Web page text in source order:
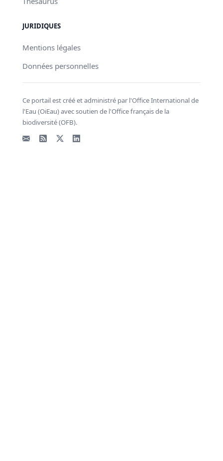
JURIDIQUES
Mentions légales
Données personnelles
Ce portail est créé et administré par l'Office International de
l'Eau (OiEau) avec soutien de l'Office français de la
biodiversité (OFB).